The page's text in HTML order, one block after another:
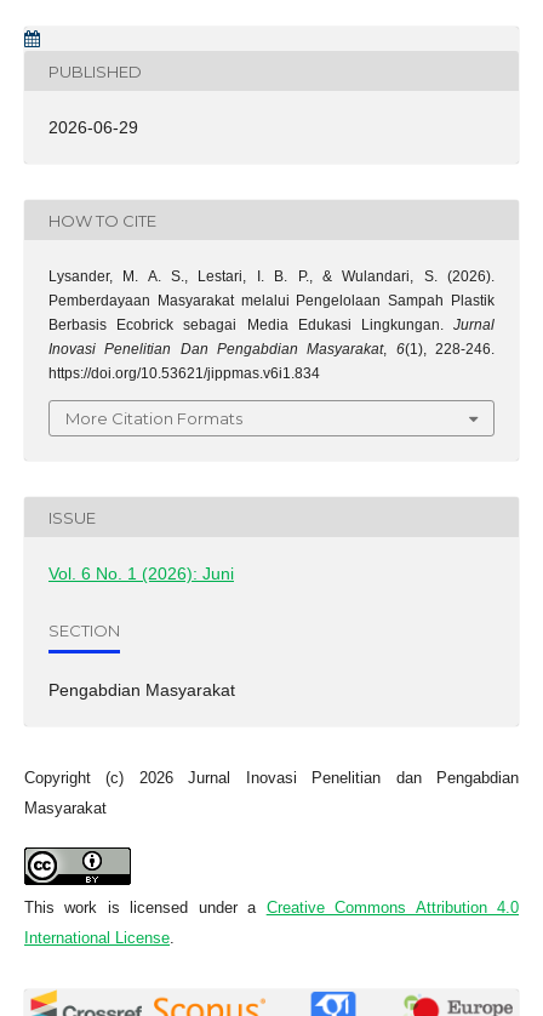
PUBLISHED
2026-06-29
HOW TO CITE
Lysander, M. A. S., Lestari, I. B. P., & Wulandari, S. (2026).
Pemberdayaan Masyarakat melalui Pengelolaan Sampah Plastik
Berbasis Ecobrick sebagai Media Edukasi Lingkungan. Jurnal
Inovasi Penelitian Dan Pengabdian Masyarakat, 6(1), 228-246.
https://doi.org/10.53621/jippmas.v6i1.834
More Citation Formats
ISSUE
Vol. 6 No. 1 (2026): Juni
SECTION
Pengabdian Masyarakat
Copyright (c) 2026 Jurnal Inovasi Penelitian dan Pengabdian
Masyarakat
This work is licensed under a Creative Commons Attribution 4.0
International License.